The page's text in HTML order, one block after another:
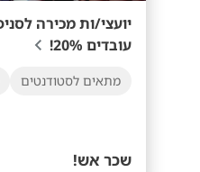
עובדים 20%!
מתאים לסטודנטים
שכר אש!